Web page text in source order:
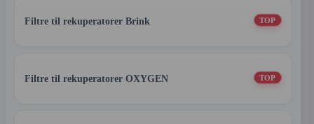
Filtre til rekuperatorer Brink TOP
Filtre til rekuperatorer OXYGEN TOP